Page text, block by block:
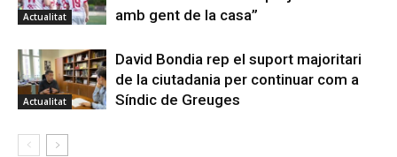
Actualitat
amb gent de la casa”
Actualitat
David Bondia rep el suport majoritari
de la ciutadania per continuar com a
Síndic de Greuges